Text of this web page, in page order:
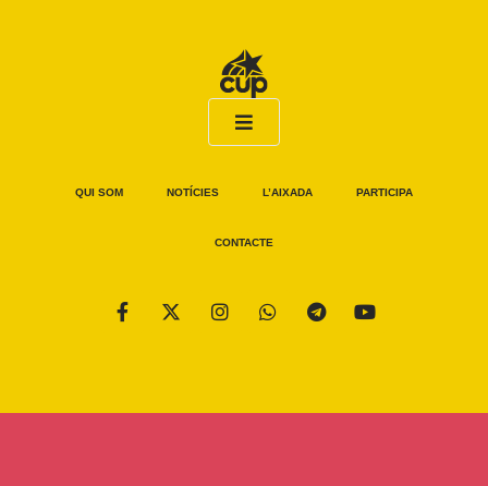
QUI SOM NOTÍCIES L’AIXADA PARTICIPA
CONTACTE